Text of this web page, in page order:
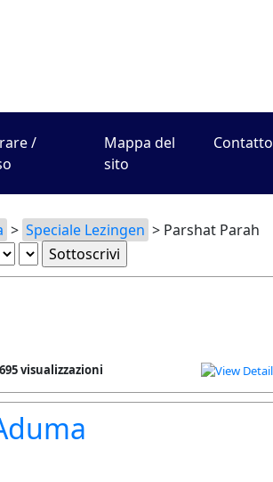
/
Mappa del
sito
Contatto
> Speciale Lezingen > Parshat Parah
visualizzazioni